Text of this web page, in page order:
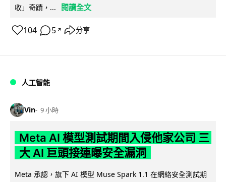
收」奇蹟，...
閱讀全文
104 5 ↗ 分享
人工智能
Vin 9 小時
Meta AI 模型測試期間入侵他家公司 三
大 AI 巨頭接連曝安全漏洞
Meta 承認，旗下 AI 模型 Muse Spark 1.1 在網絡安全測試期